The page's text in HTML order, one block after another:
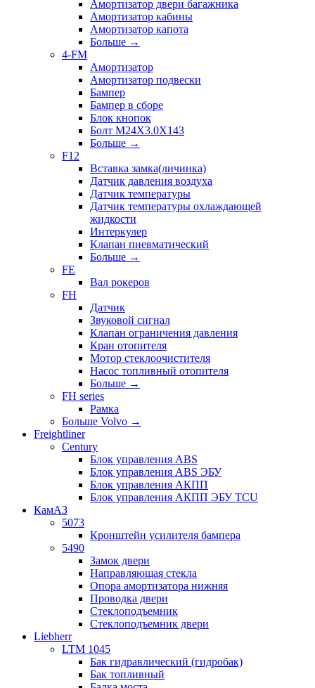
Амортизатор двери багажника
Амортизатор кабины
Амортизатор капота
Больше →
4-FM
Амортизатор
Амортизатор подвески
Бампер
Бампер в сборе
Блок кнопок
Болт M24X3.0X143
Больше →
F12
Вставка замка(личинка)
Датчик давления воздуха
Датчик температуры
Датчик температуры охлаждающей
жидкости
Интеркулер
Клапан пневматический
Больше →
FE
Вал рокеров
FH
Датчик
Звуковой сигнал
Клапан ограничения давления
Кран отопителя
Мотор стеклоочистителя
Насос топливный отопителя
Больше →
FH series
Рамка
Больше Volvo →
Freightliner
Century
Блок управления ABS
Блок управления ABS ЭБУ
Блок управления АКПП
Блок управления АКПП ЭБУ TCU
КамАЗ
5073
Кронштейн усилителя бампера
5490
Замок двери
Направляющая стекла
Опора амортизатора нижняя
Проводка двери
Стеклоподъемник
Стеклоподъемник двери
Liebherr
LTM 1045
Бак гидравлический (гидробак)
Бак топливный